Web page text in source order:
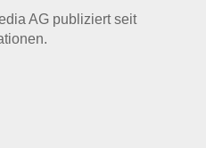
AG publiziert seit